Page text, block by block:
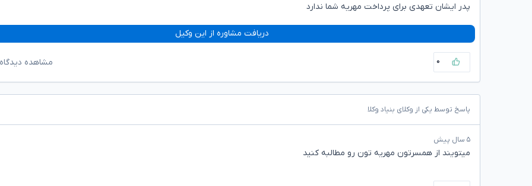
پدر ایشان تعهدی برای پرداخت مهریه شما ندارد
دریافت مشاوره از این وکیل
۰ مشاهده
پاسخ توسط یکی از وکلای بنیاد وکلا
۵ سال پیش
میتویند از همسرتون مهریه تون رو مطالبه کنید